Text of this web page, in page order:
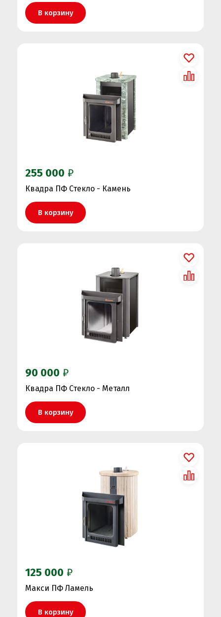
В корзину
255 000 ₽
Квадра ПФ Стекло - Камень
В корзину
90 000 ₽
Квадра ПФ Стекло - Металл
В корзину
125 000 ₽
Макси ПФ Ламель
В корзину